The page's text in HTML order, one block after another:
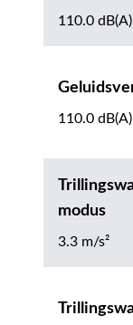
110.0 dB(A)
110.0 dB(A)
modus
3.3 m/s²